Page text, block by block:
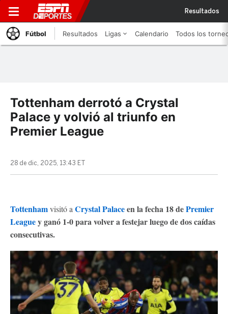
Resultados
Fútbol Resultados Ligas Calendario Todos los
Tottenham derrotó a Crystal
Palace y volvió al triunfo en
Premier League
28 de dic, 2025, 13:43 ET
Tottenhamvisitó a Crystal Palaceen la fecha 18 dePremier
Leaguey ganó 1-0 para volver a festejar luego de dos caídas
consecutivas.